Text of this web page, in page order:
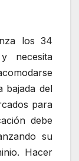
los 34
necesita
bajada del
para
debe
su
Hacer